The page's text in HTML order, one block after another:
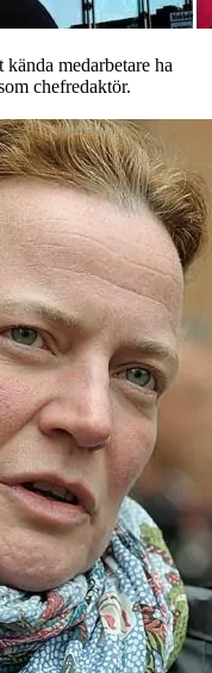
medarbetare ha
chefredaktör.